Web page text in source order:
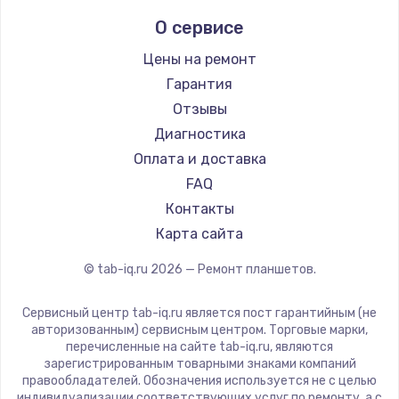
Microsoft
BlackView
Amazon
Aquarius
Philips
Dell
HP
Getac
ZTE
CHUWI
О сервисе
Цены на ремонт
Гарантия
Отзывы
Диагностика
Оплата и доставка
FAQ
Контакты
Карта сайта
© tab-iq.ru 2026 — Ремонт планшетов.
Сервисный центр tab-iq.ru является пост гарантийным (не
авторизованным) сервисным центром. Торговые марки,
перечисленные на сайте tab-iq.ru, являются
зарегистрированным товарными знаками компаний
правообладателей. Обозначения используется не с целью